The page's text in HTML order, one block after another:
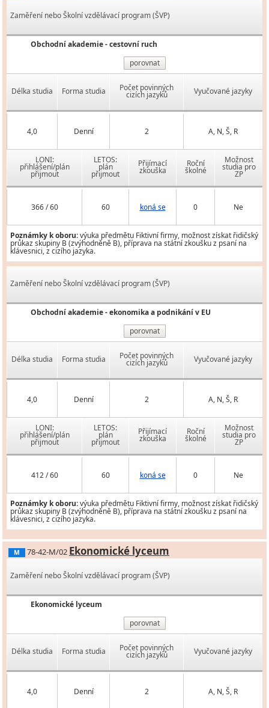
Zaměření nebo Školní vzdělávací program (ŠVP)
Obchodní akademie - cestovní ruch
porovnat
Délka studia Forma studia Počet povinných
cizích jazyků Vyučované jazyky
4,0 Denní 2 A, N, Š, R
LONI:
přihlášení/plán
přijmout
LETOS:
plán
přijmout
Přijímací
zkouška
Roční
školné
Možnost
studia pro
ZP
366 / 60 60 koná se 0 Ne
Poznámky k oboru:výuka předmětu Fiktivní firmy, možnost získat řidičský
průkaz skupiny B (zvýhodněně B), příprava na státní zkoušku z psaní na
klávesnici, z cizího jazyka.
Zaměření nebo Školní vzdělávací program (ŠVP)
Obchodní akademie - ekonomika a podnikání v EU
porovnat
Délka studia Forma studia Počet povinných
cizích jazyků Vyučované jazyky
4,0 Denní 2 A, N, Š, R
LONI:
přihlášení/plán
přijmout
LETOS:
plán
přijmout
Přijímací
zkouška
Roční
školné
Možnost
studia pro
ZP
412 / 60 60 koná se 0 Ne
Poznámky k oboru:výuka předmětu Fiktivní firmy, možnost získat řidičský
průkaz skupiny B (zvýhodněně B), příprava na státní zkoušku z psaní na
klávesnici, z cizího jazyka.
M 78-42-M/02 Ekonomické lyceum
Zaměření nebo Školní vzdělávací program (ŠVP)
Ekonomické lyceum
porovnat
Délka studia Forma studia Počet povinných
cizích jazyků Vyučované jazyky
4,0 Denní 2 A, N, Š, R